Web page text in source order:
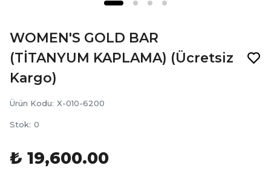
WOMEN'S GOLD BAR
(TİTANYUM KAPLAMA) (Ücretsiz
Kargo)
Ürün Kodu: X-010-6200
Stok: 0
₺ 19,600.00